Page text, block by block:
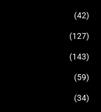
(42)
(127)
(143)
(59)
(34)